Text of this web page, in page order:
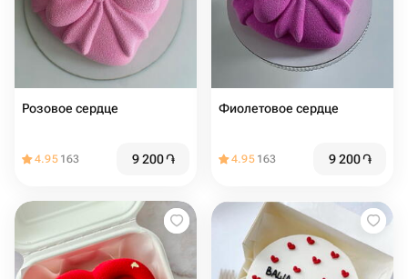
Розовое сердце
4.95 163 9 200֏
Фиолетовое сердце
4.95 163 9 200֏